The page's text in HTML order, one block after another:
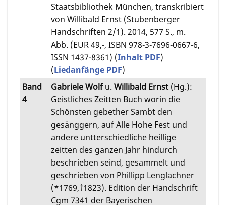
Staatsbibliothek München, transkribiert
von Willibald Ernst (Stubenberger
Handschriften 2/1). 2014, 577 S., m.
Abb. (EUR 49,-, ISBN 978-3-7696-0667-6,
ISSN 1437-8361) (Inhalt PDF)
(Liedanfänge PDF)
Band
4
Gabriele Wolfu. Willibald Ernst (Hg.):
Geistliches Zeitten Buch worin die
Schönsten gebether Sambt den
gesänggern, auf Alle Hohe Fest und
andere untterschiedliche heillige
zeitten des ganzen Jahr hindurch
beschrieben seind, gesammelt und
geschrieben von Phillipp Lenglachner
(*1769,†1823). Edition der Handschrift
Cgm 7341 der Bayerischen